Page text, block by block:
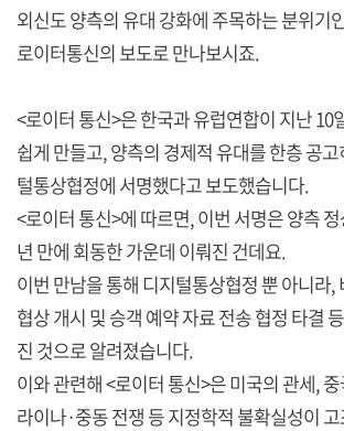
외신도 양측의 유대 강화에 주목하는 분위기
로이터통신의 보도로 만나보시죠.
<로이터 통신>은 한국과 유럽연합이 지난 10
쉽게 만들고, 양측의 경제적 유대를 한층 공
털통상협정에 서명했다고 보도했습니다.
<로이터 통신>에 따르면, 이번 서명은 양측
년 만에 회동한 가운데 이뤄진 건데요.
이번 만남을 통해 디지털통상협정 뿐 아니라,
협상 개시 및 승객 예약 자료 전송 협정 타결
진 것으로 알려졌습니다.
이와 관련해 <로이터 통신>은 미국의 관세,
라이나·중동 전쟁 등 지정학적 불확실성이